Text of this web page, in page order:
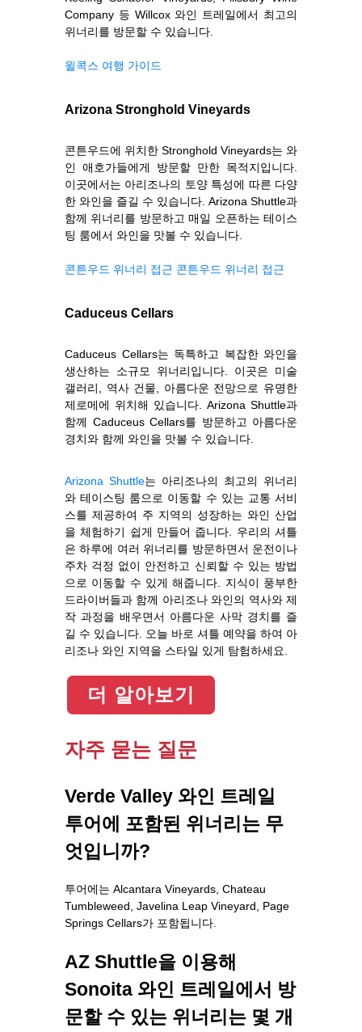
Company 등 Willcox 와인 트레일에서 최고의
위너리를 방문할 수 있습니다.
윌콕스 여행 가이드
Arizona Stronghold Vineyards
콘튼우드에 위치한 Stronghold Vineyards는 와
인 애호가들에게 방문할 만한 목적지입니다.
이곳에서는 아리조나의 토양 특성에 따른 다양
한 와인을 즐길 수 있습니다. Arizona Shuttle과
함께 위너리를 방문하고 매일 오픈하는 테이스
팅 룸에서 와인을 맛볼 수 있습니다.
콘튼우드 위너리 접근 콘튼우드 위너리 접근
Caduceus Cellars
Caduceus Cellars는 독특하고 복잡한 와인을
생산하는 소규모 위너리입니다. 이곳은 미술
갤러리, 역사 건물, 아름다운 전망으로 유명한
제로메에 위치해 있습니다. Arizona Shuttle과
함께 Caduceus Cellars를 방문하고 아름다운
경치와 함께 와인을 맛볼 수 있습니다.
Arizona Shuttle는 아리조나의 최고의 위너리
와 테이스팅 룸으로 이동할 수 있는 교통 서비
스를 제공하여 주 지역의 성장하는 와인 산업
을 체험하기 쉽게 만들어 줍니다. 우리의 셔틀
은 하루에 여러 위너리를 방문하면서 운전이나
주차 걱정 없이 안전하고 신뢰할 수 있는 방법
으로 이동할 수 있게 해줍니다. 지식이 풍부한
드라이버들과 함께 아리조나 와인의 역사와 제
작 과정을 배우면서 아름다운 사막 경치를 즐
길 수 있습니다. 오늘 바로 셔틀 예약을 하여 아
리조나 와인 지역을 스타일 있게 탐험하세요.
더 알아보기
자주 묻는 질문
Verde Valley 와인 트레일
투어에 포함된 위너리는 무
엇입니까?
투어에는 Alcantara Vineyards, Chateau
Tumbleweed, Javelina Leap Vineyard, Page
Springs Cellars가 포함됩니다.
AZ Shuttle을 이용해
Sonoita 와인 트레일에서 방
문할 수 있는 위너리는 몇 개